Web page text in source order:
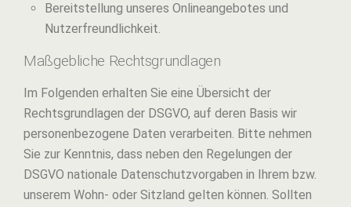
Bereitstellung unseres Onlineangebotes und
Nutzerfreundlichkeit.
Maßgebliche Rechtsgrundlagen
Im Folgenden erhalten Sie eine Übersicht der
Rechtsgrundlagen der DSGVO, auf deren Basis wir
personenbezogene Daten verarbeiten. Bitte nehmen
Sie zur Kenntnis, dass neben den Regelungen der
DSGVO nationale Datenschutzvorgaben in Ihrem bzw.
unserem Wohn- oder Sitzland gelten können. Sollten